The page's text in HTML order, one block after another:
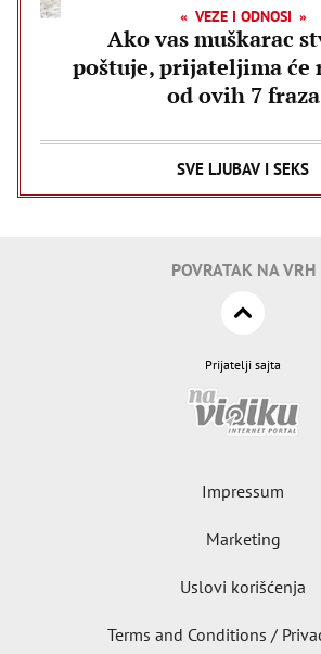
VEZE I ODNOSI
Ako vas muškarac
poštuje, prijateljima će
od ovih 7 fraza
SVE LJUBAV I SEKS
POVRATAK NA VRH
Prijatelji sajta
Impressum
Marketing
Uslovi korišćenja
Terms and Conditions /